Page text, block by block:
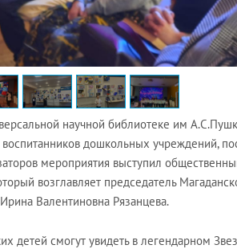
научной библиотеке им
воспитанников дошкольных учреждений,
мероприятия выступил
возглавляет председатель
Валентиновна Рязанцева.
детей смогут увидеть в легендарном